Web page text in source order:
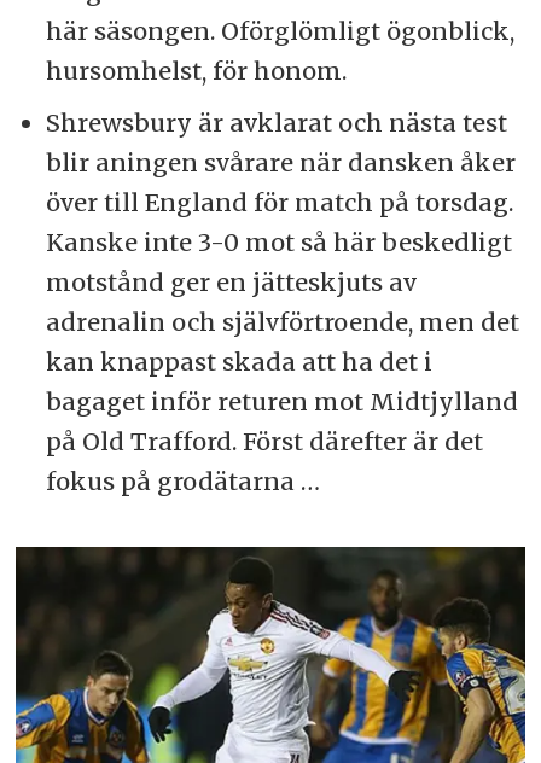
här säsongen. Oförglömligt ögonblick,
hursomhelst, för honom.
Shrewsbury är avklarat och nästa test
blir aningen svårare när dansken åker
över till England för match på torsdag.
Kanske inte 3-0 mot så här beskedligt
motstånd ger en jätteskjuts av
adrenalin och självförtroende, men det
kan knappast skada att ha det i
bagaget inför returen mot Midtjylland
på Old Trafford. Först därefter är det
fokus på grodätarna …